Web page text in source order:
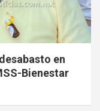
en
Bienestar